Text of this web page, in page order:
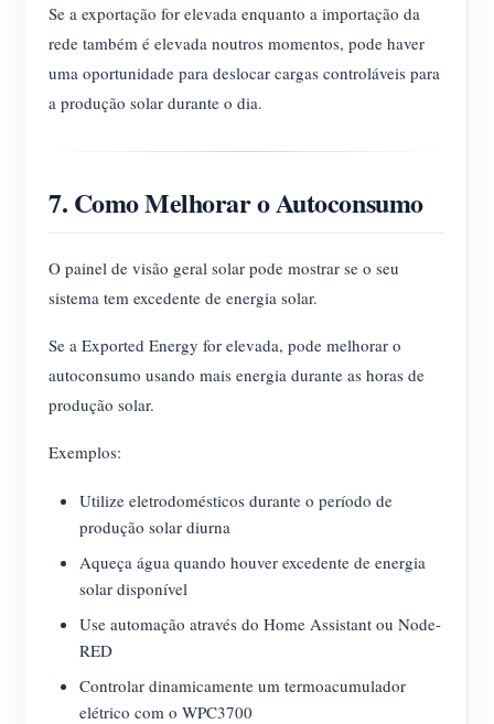
Se a exportação for elevada enquanto a importação da
rede também é elevada noutros momentos, pode haver
uma oportunidade para deslocar cargas controláveis para
a produção solar durante o dia.
7. Como Melhorar o Autoconsumo
O painel de visão geral solar pode mostrar se o seu
sistema tem excedente de energia solar.
Se a Exported Energy for elevada, pode melhorar o
autoconsumo usando mais energia durante as horas de
produção solar.
Exemplos:
Utilize eletrodomésticos durante o período de
produção solar diurna
Aqueça água quando houver excedente de energia
solar disponível
Use automação através do Home Assistant ou Node-
RED
Controlar dinamicamente um termoacumulador
elétrico com o WPC3700